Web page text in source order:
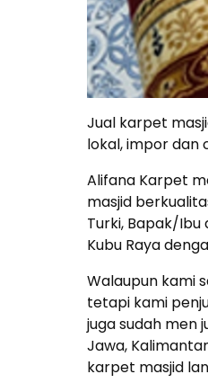
Jual karpet
lokal, impor dan
Alifana Karpet
masjid
Turki, Bapak/Ibu
Kubu Raya
Walaupun kami
tetapi kami
juga sudah men
Jawa,
karpet masjid